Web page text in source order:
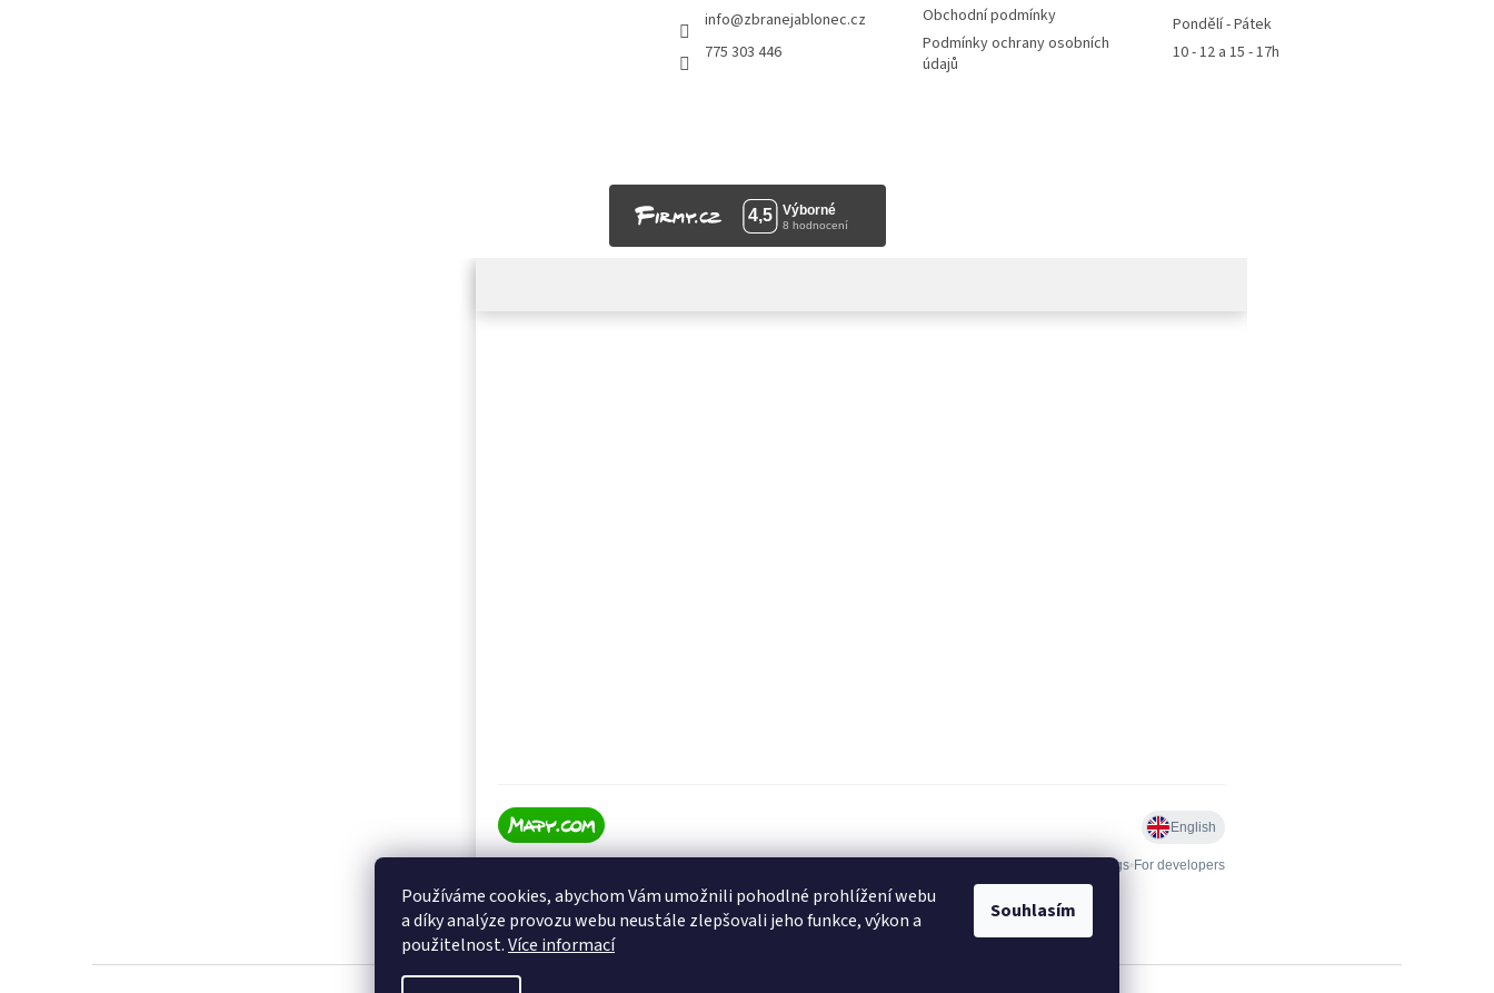
Používáme cookies, abychom Vám umožnili pohodlné prohlížení webu
a díky analýze provozu webu neustále zlepšovali jeho funkce, výkon a
použitelnost.Více informací
Souhlasím
info@zbranejablonec.cz
775 303 446
Obchodní podmínky
Podmínky ochrany osobních
údajů
Pondělí - Pátek
10 - 12 a 15 - 17h